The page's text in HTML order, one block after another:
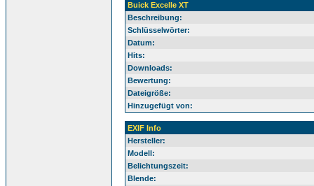
Buick Excelle XT
Beschreibung:
Schlüsselwörter:
Datum:
Hits:
Downloads:
Bewertung:
Dateigröße:
Hinzugefügt von:
EXIF Info
Hersteller:
Modell:
Belichtungszeit:
Blende: